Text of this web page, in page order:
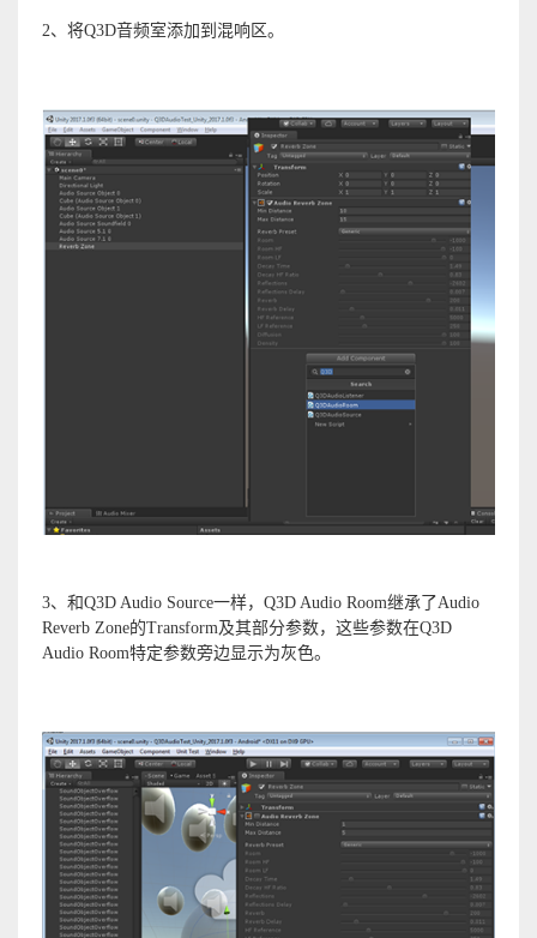
2、将Q3D音频室添加到混响区。
3、和Q3D Audio Source一样，Q3D Audio Room继承了Audio
Reverb Zone的Transform及其部分参数，这些参数在Q3D
Audio Room特定参数旁边显示为灰色。